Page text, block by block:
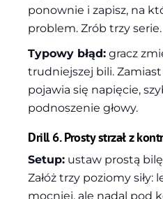
ponownie i zapisz, na
problem. Zrób trzy serie.
Typowy błąd: gracz
trudniejszej bili.
pojawia się napięcie,
podnoszenie głowy.
Drill 6. Prosty strzał z
Setup: ustaw prostą
Załóż trzy poziomy siły:
mocniej, ale nadal pod